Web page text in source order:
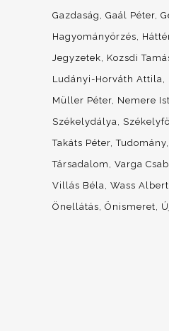
Gazdaság
Gaál Péter
Hagyományörzés
Jegyzetek
Kozsdi
Ludányi-Horváth Attila
Müller Péter Nemere
Székelydálya
Takáts Péter Tudomány
Társadalom
Varga
Villás Béla
Wass Albert
Önellátás Önismeret